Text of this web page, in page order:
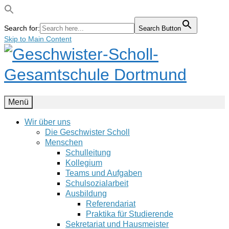
Search for: Search Button
Skip to Main Content
Menü
Wir über uns
Die Geschwister Scholl
Menschen
Schulleitung
Kollegium
Teams und Aufgaben
Schulsozialarbeit
Ausbildung
Referendariat
Praktika für Studierende
Sekretariat und Hausmeister